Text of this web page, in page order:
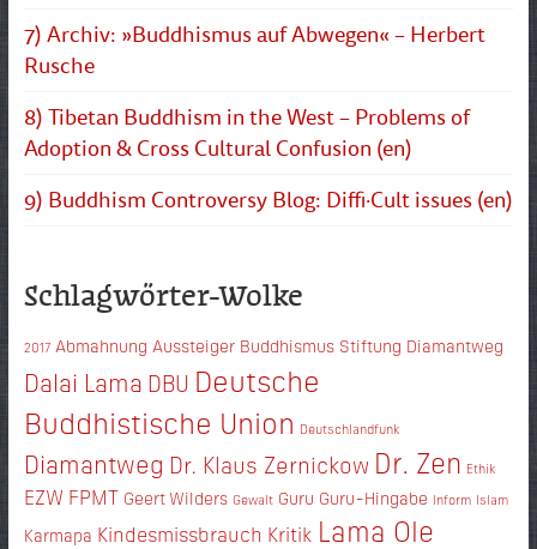
7) Archiv: »Buddhismus auf Abwegen« – Herbert
Rusche
8) Tibetan Buddhism in the West – Problems of
Adoption & Cross Cultural Confusion (en)
9) Buddhism Controversy Blog: Diffi·Cult issues (en)
Schlagwörter-Wolke
2017 Abmahnung Aussteiger Buddhismus Stiftung Diamantweg
Dalai Lama DBU Deutsche
Buddhistische Union Deutschlandfunk
Diamantweg Dr. Klaus Zernickow Dr. Zen Ethik
EZW FPMT Geert Wilders Gewalt Guru Guru-Hingabe Inform Islam
Karmapa Kindesmissbrauch Kritik Lama Ole